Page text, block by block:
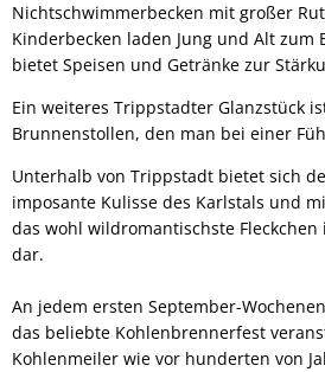
Nichtschwimmerbecken mit großer
Kinderbecken laden Jung und Alt zum
bietet Speisen und Getränke zur
Ein weiteres Trippstadter Glanzstück
Brunnenstollen, den man bei einer
Unterhalb von Trippstadt bietet sich
imposante Kulisse des Karlstals und
das wohl wildromantischste Fleckchen
dar.
An jedem ersten September-
das beliebte Kohlenbrennerfest
Kohlenmeiler wie vor hunderten von